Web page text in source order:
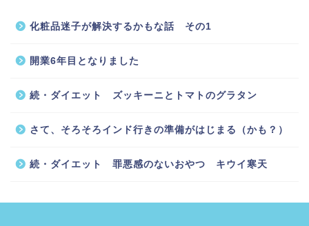
化粧品迷子が解決するかもな話 その1
開業6年目となりました
続・ダイエット ズッキーニとトマトのグラタン
さて、そろそろインド行きの準備がはじまる（かも？）
続・ダイエット 罪悪感のないおやつ キウイ寒天